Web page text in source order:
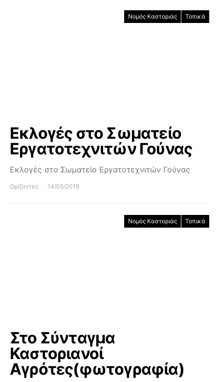
Νομός Καστοριάς Τοπικά
Εκλογές στο Σωματείο
Εργατοτεχνιτών Γούνας
Εκλογές στο Σωματείο Εργατοτεχνιτών Γούνας
Ορίζοντες 14/05/2018
Νομός Καστοριάς Τοπικά
Στο Σύνταγμα
Καστοριανοί
Αγρότες(φωτογραφία)